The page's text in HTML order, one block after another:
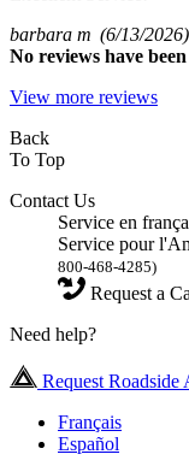
barbara m (6/13/2026)
No reviews have
View more reviews
Back
To Top
Contact Us
Service en
Service pour
800-468-4285)
Request a
Need help?
Request Roadside
Français
Español